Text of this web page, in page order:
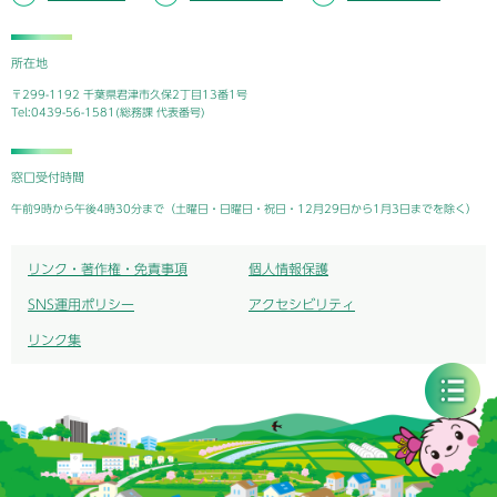
所在地
〒299-1192 千葉県君津市久保2丁目13番1号
Tel:0439-56-1581(総務課 代表番号)
窓口受付時間
午前9時から午後4時30分まで（土曜日・日曜日・祝日・12月29日から1月3日までを除く）
リンク・著作権・免責事項 個人情報保護
SNS運用ポリシー アクセシビリティ
リンク集